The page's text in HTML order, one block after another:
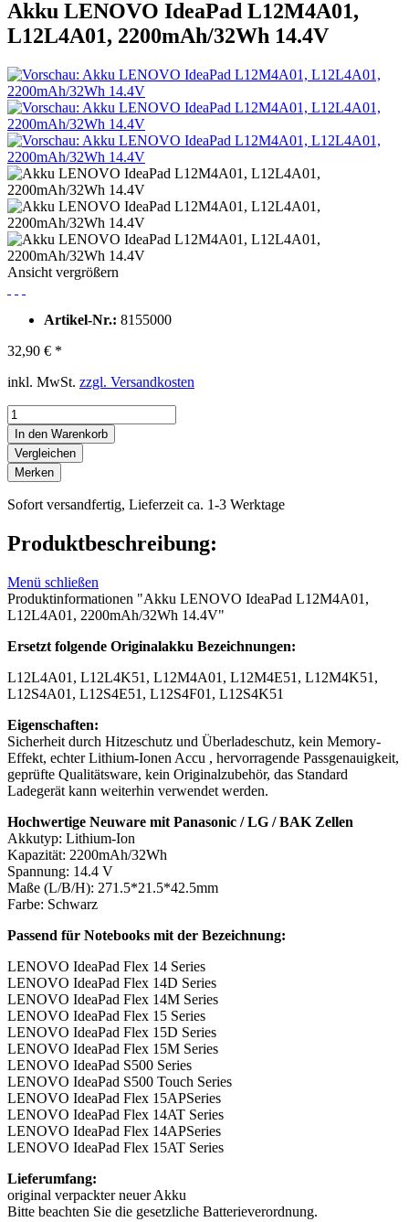
Akku LENOVO IdeaPad L12M4A01,
L12L4A01, 2200mAh/32Wh 14.4V
Ansicht vergrößern
Artikel-Nr.: 8155000
32,90 € *
inkl. MwSt. zzgl. Versandkosten
In den Warenkorb
Vergleichen
Merken
Sofort versandfertig, Lieferzeit ca. 1-3 Werktage
Produktbeschreibung:
Menü schließen
Produktinformationen "Akku LENOVO IdeaPad L12M4A01,
L12L4A01, 2200mAh/32Wh 14.4V"
Ersetzt folgende Originalakku Bezeichnungen:
L12L4A01, L12L4K51, L12M4A01, L12M4E51, L12M4K51,
L12S4A01, L12S4E51, L12S4F01, L12S4K51
Eigenschaften:
Sicherheit durch Hitzeschutz und Überladeschutz, kein Memory-
Effekt, echter Lithium-Ionen Accu , hervorragende Passgenauigkeit,
geprüfte Qualitätsware, kein Originalzubehör, das Standard
Ladegerät kann weiterhin verwendet werden.
Hochwertige Neuware mit Panasonic / LG / BAK Zellen
Akkutyp: Lithium-Ion
Kapazität: 2200mAh/32Wh
Spannung: 14.4 V
Maße (L/B/H): 271.5*21.5*42.5mm
Farbe: Schwarz
Passend für Notebooks mit der Bezeichnung:
LENOVO IdeaPad Flex 14 Series
LENOVO IdeaPad Flex 14D Series
LENOVO IdeaPad Flex 14M Series
LENOVO IdeaPad Flex 15 Series
LENOVO IdeaPad Flex 15D Series
LENOVO IdeaPad Flex 15M Series
LENOVO IdeaPad S500 Series
LENOVO IdeaPad S500 Touch Series
LENOVO IdeaPad Flex 15APSeries
LENOVO IdeaPad Flex 14AT Series
LENOVO IdeaPad Flex 14APSeries
LENOVO IdeaPad Flex 15AT Series
Lieferumfang:
original verpackter neuer Akku
Bitte beachten Sie die gesetzliche Batterieverordnung.